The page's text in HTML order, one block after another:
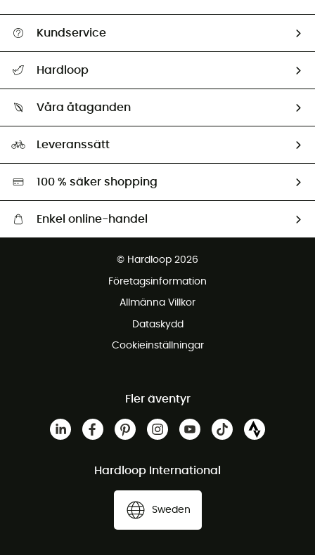
Kundservice
Retur & återbetalning
Hardloop
Ambassadörer
Våra åtaganden
Miljöanpassat urval
Leveranssätt
100 % säker shopping
Enkel online-handel
Gratis retur inom 100 dagar
© Hardloop 2026
Företagsinformation
Allmänna Villkor
Dataskydd
Cookieinställningar
Fler äventyr
Hardloop International
Sweden